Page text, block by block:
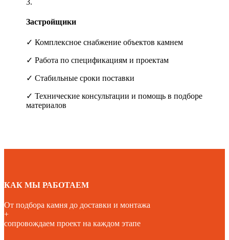
Застройщики
✓ Комплексное снабжение объектов камнем
✓ Работа по спецификациям и проектам
✓ Стабильные сроки поставки
✓ Технические консультации и помощь в подборе
материалов
КАК МЫ РАБОТАЕМ
От подбора камня до доставки и монтажа
+
сопровождаем проект на каждом этапе